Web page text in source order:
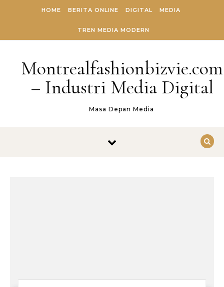
HOME BERITA ONLINE DIGITAL MEDIA
TREN MEDIA MODERN
Montrealfashionbizvie.com
– Industri Media Digital
Masa Depan Media